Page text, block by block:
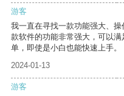
游客
我一直在寻找一款功能强大、
款软件的功能非常强大，可以
单，即使是小白也能快速上手。
2024-01-13
游客